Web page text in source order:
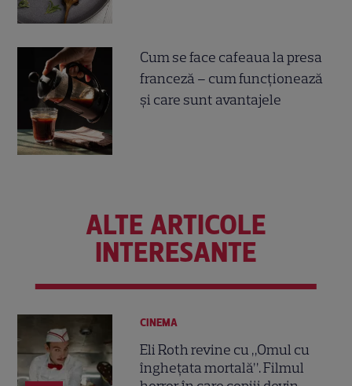
Cum se face cafeaua la presa
franceză – cum funcționează
și care sunt avantajele
ALTE ARTICOLE
INTERESANTE
CINEMA
Eli Roth revine cu „Omul cu
înghețata mortală”. Filmul